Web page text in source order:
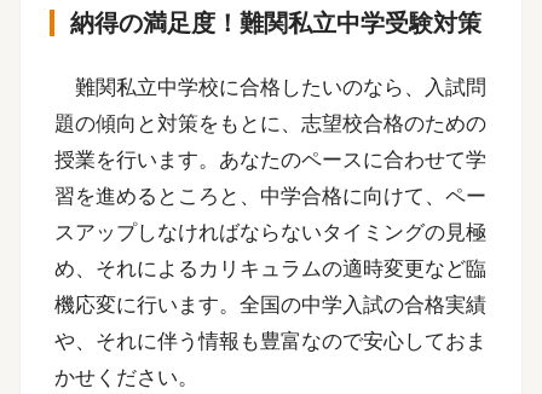
納得の満足度！難関私立中学受験対策
難関私立中学校に合格したいのなら、入試問
題の傾向と対策をもとに、志望校合格のための
授業を行います。あなたのペースに合わせて学
習を進めるところと、中学合格に向けて、ペー
スアップしなければならないタイミングの見極
め、それによるカリキュラムの適時変更など臨
機応変に行います。全国の中学入試の合格実績
や、それに伴う情報も豊富なので安心しておま
かせください。